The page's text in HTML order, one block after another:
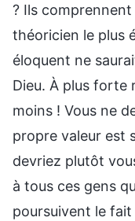
? Ils
théoricien le plus
éloquent ne
Dieu. À plus forte
moins ! Vous ne
propre valeur est
devriez plutôt
à tous ces gens
poursuivent le fait